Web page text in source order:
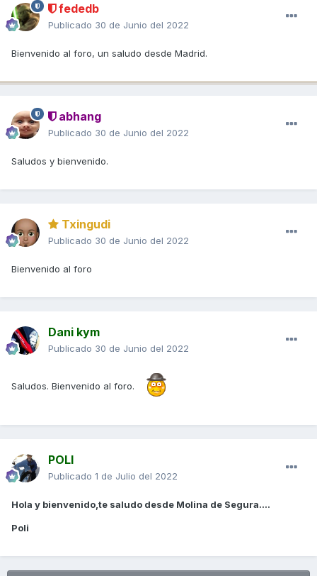
fededb
Publicado 30 de Junio del 2022
Bienvenido al foro, un saludo desde Madrid.
abhang
Publicado 30 de Junio del 2022
Saludos y bienvenido.
Txingudi
Publicado 30 de Junio del 2022
Bienvenido al foro
Dani kym
Publicado 30 de Junio del 2022
Saludos. Bienvenido al foro.
POLI
Publicado 1 de Julio del 2022
Hola y bienvenido,te saludo desde Molina de Segura....
Poli